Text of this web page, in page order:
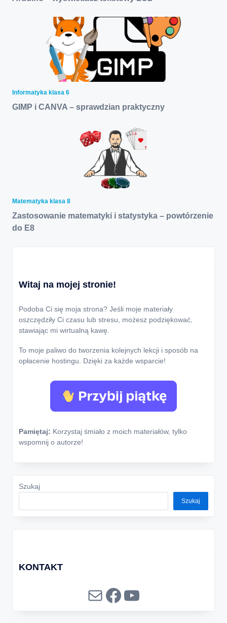
Informatyka klasa 6
GIMP i CANVA – sprawdzian praktyczny
Matematyka klasa 8
Zastosowanie matematyki i statystyka – powtórzenie
do E8
Witaj na mojej stronie!
Podoba Ci się moja strona? Jeśli moje materiały
oszczędziły Ci czasu lub stresu, możesz podziękować,
stawiając mi wirtualną kawę.
To moje paliwo do tworzenia kolejnych lekcji i sposób na
opłacenie hostingu. Dzięki za każde wsparcie!
Pamiętaj: Korzystaj śmiało z moich materiałów, tylko
wspomnij o autorze!
Szukaj
Szukaj
KONTAKT
MailFacebook
YouTube